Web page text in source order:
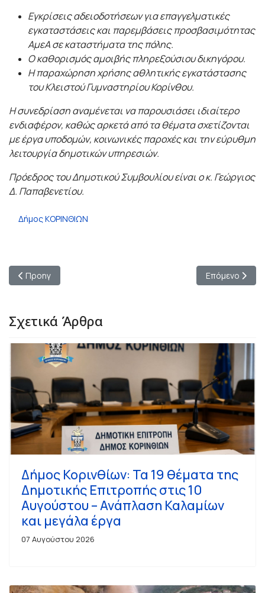
Εγκρίσεις αδειοδοτήσεων για επαγγελματικές
εγκαταστάσεις και παρεμβάσεις προσβασιμότητας
ΑμεΑ σε καταστήματα της πόλης.
Ο καθορισμός αμοιβής πληρεξούσιου δικηγόρου.
Η παραχώρηση χρήσης αθλητικής εγκατάστασης
του Κλειστού Γυμναστηρίου Κορίνθου.
Η συνεδρίαση αναμένεται να παρουσιάσει ιδιαίτερο
ενδιαφέρον, καθώς αρκετά από τα θέματα σχετίζονται
με έργα υποδομών, κοινωνικές παροχές και την εύρυθμη
λειτουργία δημοτικών υπηρεσιών.
Πρόεδρος του Δημοτικού Συμβουλίου είναι ο κ. Γεώργιος
Δ. Παπαβενετίου.
Δήμος ΚΟΡΙΝΘΙΩΝ
Προηγούμενο άρθρο: Δήμαρχος Κορινθίων Νίκος Σταυρέλης:
Προηγ Επόμενο
Επόμενο
Σχετικά Άρθρα
Δήμος Κορινθίων: Τα 19 θέματα της
Δημοτικής Επιτροπής στις 10
Αυγούστου – Ανάπλαση Καλαμίων
και μεγάλα έργα
07 Αυγούστου 2026